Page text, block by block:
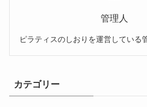
管理人
ピラティスのしおりを運営している
カテゴリー